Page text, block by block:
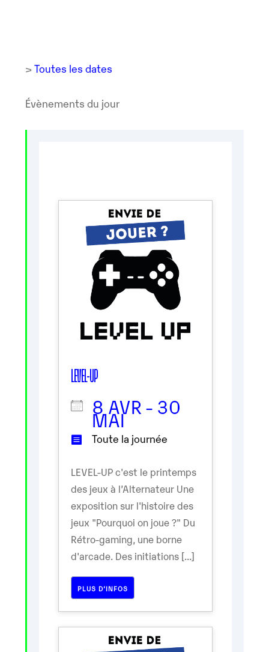
> Toutes les dates
Évènements du jour
LEVEL-UP
8 AVR - 30
MAI
Toute la journée
LEVEL-UP c'est le printemps
des jeux à l’Alternateur Une
exposition sur l'histoire des
jeux "Pourquoi on joue ?" Du
Rétro-gaming, une borne
d'arcade. Des initiations [...]
PLUS D’INFOS